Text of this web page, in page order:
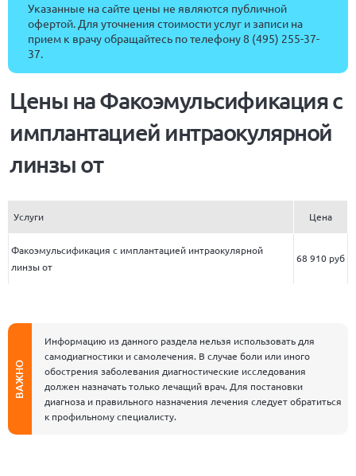
Указанные на сайте цены не являются публичной
офертой. Для уточнения стоимости услуг и записи на
прием к врачу обращайтесь по телефону8 (495) 255-37-
37.
Цены на Факоэмульсификация с
имплантацией интраокулярной
линзы от
Услуги Цена
Факоэмульсификация с имплантацией интраокулярной
линзы от
68 910 руб
ВАЖНО
Информацию из данного раздела нельзя использовать для
самодиагностики и самолечения. В случае боли или иного
обострения заболевания диагностические исследования
должен назначать только лечащий врач. Для постановки
диагноза и правильного назначения лечения следует обратиться
к профильному специалисту.